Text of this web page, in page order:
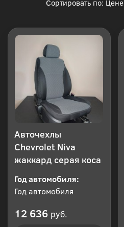
Сортировать по: Цене
Авточехлы
Chevrolet Niva
жаккард серая коса
Год автомобиля:
Год автомобиля
12 636 руб.